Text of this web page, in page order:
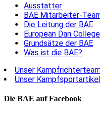
Ausstatter
BAE Mitarbeiter-
Die Leitung der BAE
European Dan College
Grundsätze der BAE
Was ist die BAE?
Unser
Unser
Die BAE auf Facebook